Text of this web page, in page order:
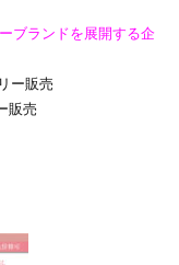
ブランドを展開する企
ー販売
販売